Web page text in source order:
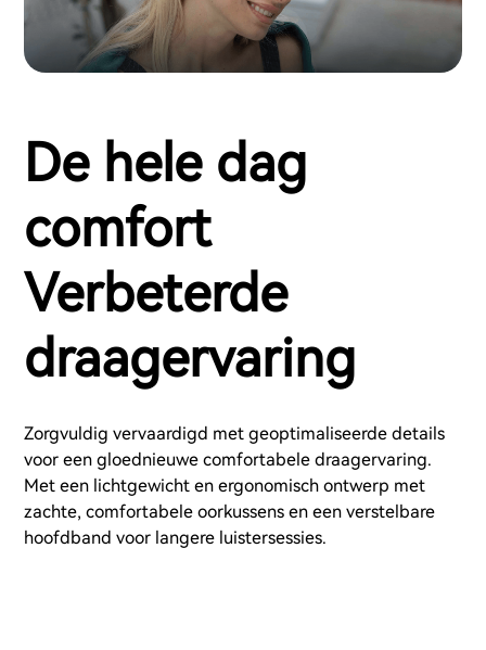
De hele dag
comfort
Verbeterde
draagervaring
Zorgvuldig vervaardigd met geoptimaliseerde details
voor een gloednieuwe comfortabele draagervaring.
Met een lichtgewicht en ergonomisch ontwerp met
zachte, comfortabele oorkussens en een verstelbare
hoofdband voor langere luistersessies.